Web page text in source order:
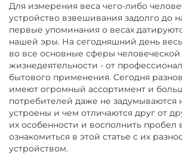
Для измерения веса чего-либо
устройство взвешивания задолго до
первые упоминания о весах
нашей эры. На сегодняшний день
во все основные сферы человеческой
жизнедеятельности - от
бытового применения. Сегодня
имеют огромный ассортимент и
потребителей даже не задумываются
устроены и чем отличаются друг от
их особенности и восполнить пробел
ознакомиться в этой статье с их
устройством.